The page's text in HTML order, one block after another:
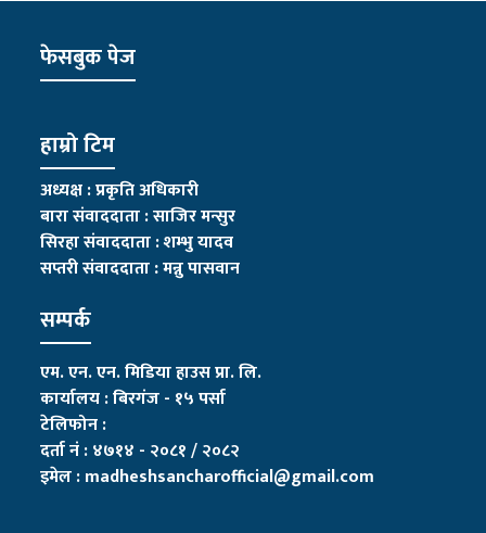
फेसबुक पेज
हाम्रो टिम
अध्यक्ष : प्रकृति अधिकारी
बारा संवाददाता : साजिर मन्सुर
सिरहा संवाददाता : शम्भु यादव
सप्तरी संवाददाता:मन्नु पासवान
सम्पर्क
एम. एन. एन. मिडिया हाउस प्रा. लि.
कार्यालय : बिरगंज - १५ पर्सा
टेलिफोन :
दर्ता नं : ४७१४ - २०८१ / २०८२
इमेल :madheshsancharofficial@gmail.com